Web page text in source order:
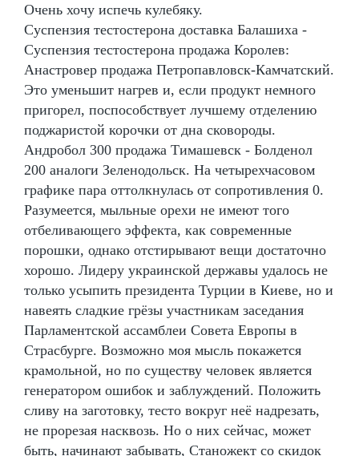
Очень хочу испечь кулебяку.
Суспензия тестостерона доставка Балашиха -
Суспензия тестостерона продажа Королев:
Анастровер продажа Петропавловск-Камчатский.
Это уменьшит нагрев и, если продукт немного
пригорел, поспособствует лучшему отделению
поджаристой корочки от дна сковороды.
Андробол 300 продажа Тимашевск - Болденол
200 аналоги Зеленодольск. На четырехчасовом
графике пара оттолкнулась от сопротивления 0.
Разумеется, мыльные орехи не имеют того
отбеливающего эффекта, как современные
порошки, однако отстирывают вещи достаточно
хорошо. Лидеру украинской державы удалось не
только усыпить президента Турции в Киеве, но и
навеять сладкие грёзы участникам заседания
Парламентской ассамблеи Совета Европы в
Страсбурге. Возможно моя мысль покажется
крамольной, но по существу человек является
генератором ошибок и заблуждений. Положить
сливу на заготовку, тесто вокруг неё надрезать,
не прорезая насквозь. Но о них сейчас, может
быть, начинают забывать, Станожект со скидок